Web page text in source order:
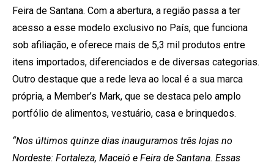
Feira de Santana. Com a abertura, a região passa a ter
acesso a esse modelo exclusivo no País, que funciona
sob afiliação, e oferece mais de 5,3 mil produtos entre
itens importados, diferenciados e de diversas categorias.
Outro destaque que a rede leva ao local é a sua marca
própria, a Member’s Mark, que se destaca pelo amplo
portfólio de alimentos, vestuário, casa e brinquedos.
“Nos últimos quinze dias inauguramos três lojas no
Nordeste: Fortaleza, Maceió e Feira de Santana. Essas